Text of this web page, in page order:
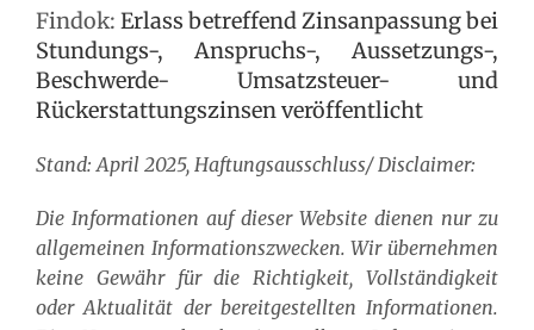
Findok: Erlass betreffend Zinsanpassung bei
Stundungs-, Anspruchs-, Aussetzungs-,
Beschwerde- Umsatzsteuer- und
Rückerstattungszinsen veröffentlicht
Stand: April 2025, Haftungsausschluss/ Disclaimer:
Die Informationen auf dieser Website dienen nur zu
allgemeinen Informationszwecken. Wir übernehmen
keine Gewähr für die Richtigkeit, Vollständigkeit
oder Aktualität der bereitgestellten Informationen.